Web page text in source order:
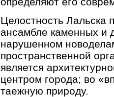
Целостность Лальска
ансамбле каменных и
нарушенном
пространственной
является
центром города; во
таежную природу.